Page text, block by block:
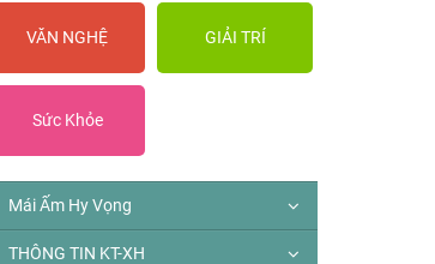
VĂN NGHỆ GIẢI TRÍ
Sức Khỏe
Mái Ấm Hy Vọng
THÔNG TIN KT-XH